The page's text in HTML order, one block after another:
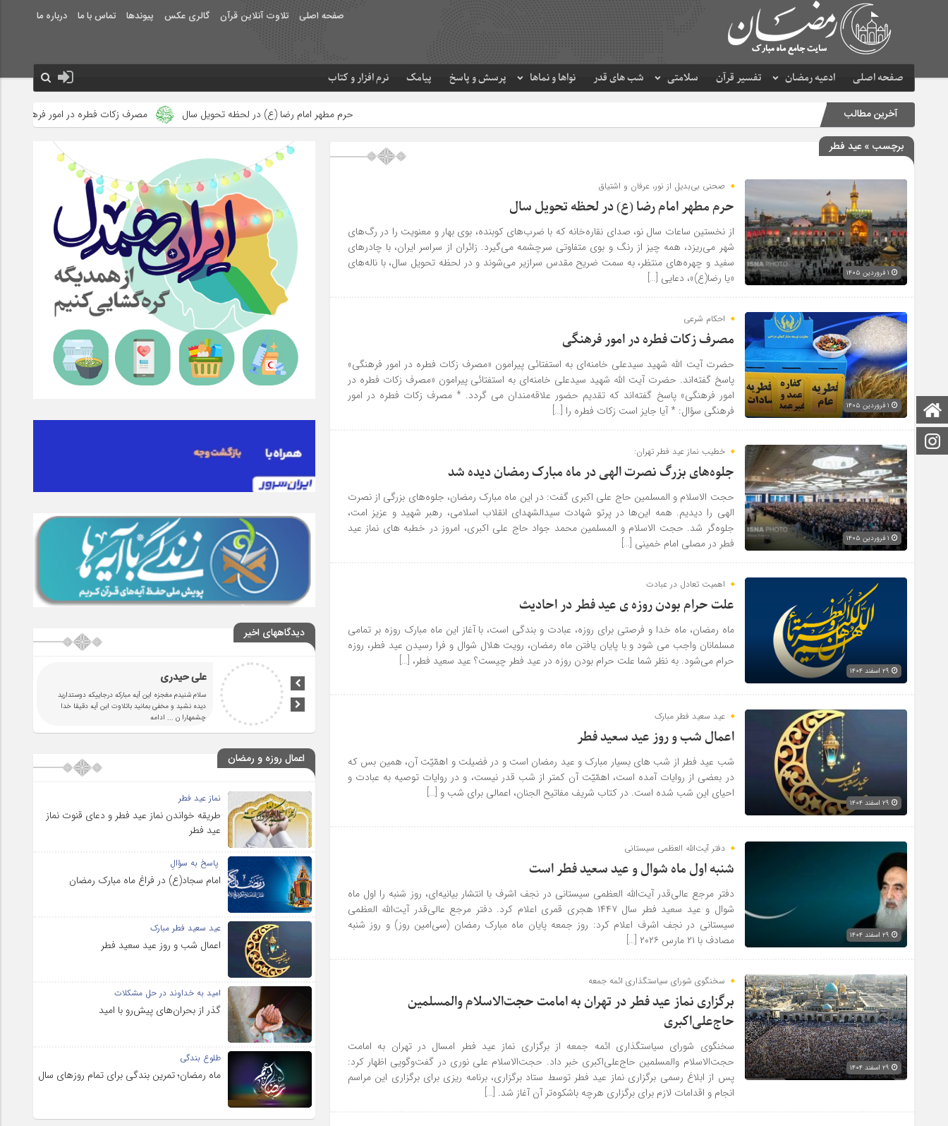
صفحه اصلی تلاوت آنلاین قرآن گالری عکس پیوندها تماس با ما درباره ما
صفحه اصلی ادعیه رمضان تفسیر قرآن سلامتی شب های قدر نواها و نماها پرسش و پاسخ پیامک نرم افزار و کتاب
صفحه اصلی
آخرین مطالب حرم مطهر امام رضا (ع) در لحظه تحویل سال مصرف زکات فطره در امور فرهنگی جلوه‌های بزرگ
برچسب » عید فطر
صحنی بی‌بدیل از نور، عرفان و اشتیاق
حرم مطهر امام رضا (ع) در لحظه تحویل سال
از نخستین ساعات سال نو، صدای نقاره‌خانه که با ضرب‌های کوبنده، بوی بهار و معنویت را در رگ‌های
شهر می‌ریزد، همه چیز از رنگ و بوی متفاوتی سرچشمه می‌گیرد. زائران از سراسر ایران، با چادرهای
سفید و چهره‌های منتظر، به سمت ضریح مقدس سرازیر می‌شوند و در لحظه تحویل سال، با ناله‌های
«یا رضا(ع)»، دعایی […]
احکام شرعی
مصرف زکات فطره در امور فرهنگی
حضرت آیت الله شهید سیدعلی خامنه‌ای به استفتائی پیرامون «مصرف زکات فطره در امور فرهنگی»
پاسخ گفته‌اند. حضرت آیت الله شهید سیدعلی خامنه‌ای به استفتائی پیرامون «مصرف زکات فطره در
امور فرهنگی» پاسخ گفته‌اند که تقدیم حضور علاقه‌مندان می گردد. * مصرف زکات فطره در امور
فرهنگی سؤال: * آیا جایز است زکات فطره را […]
خطیب نماز عید فطر تهران:
جلوه‌های بزرگ نصرت الهی در ماه مبارک رمضان دیده شد
حجت الاسلام و المسلمین حاج علی اکبری گفت: در این ماه مبارک رمضان، جلوه‌های بزرگی از نصرت
الهی را دیدیم. همه این‌ها در پرتو شهادت سیدالشهدای انقلاب اسلامی، رهبر شهید و عزیز امت،
جلوه‌گر شد. حجت الاسلام و المسلمین محمد جواد حاج علی اکبری، امروز در خطبه های نماز عید
فطر در مصلی امام خمینی […]
اهمیت تعادل در عبادت
علت حرام بودن روزه ی عید فطر در احادیث
ماه رمضان، ماه خدا و فرصتی برای روزه، عبادت و بندگی است، با آغاز این ماه مبارک روزه بر تمامی
مسلمانان واجب می شود و با پایان یافتن ماه رمضان، رویت هلال شوال و فرا رسیدن عید فطر، روزه
حرام می‌شود. به نظر شما علت حرام بودن روزه در عید فطر چیست؟ عید سعید فطر، […]
عید سعید فطر مبارک
اعمال شب و روز عید سعید فطر
شب عید فطر از شب های بسیار مبارک و عید رمضان است و در فضیلت و اهمّیّت آن، همین بس که
در بعضی از روایات آمده است، اهمّیّت آن کمتر از شب قدر نیست، و در روایات توصیه به عبادت و
احیای این شب شده است. در کتاب شریف مفاتیح الجنان، اعمالی برای شب و […]
دفتر آیت‌الله العظمی سیستانی
شنبه اول ماه شوال و عید سعید فطر است
دفتر مرجع عالی‌قدر آیت‌الله العظمی سیستانی در نجف اشرف با انتشار بیانیه‌ای، روز شنبه را اول ماه
شوال و عید سعید فطر سال ۱۴۴۷ هجری قمری اعلام کرد. دفتر مرجع عالی‌قدر آیت‌الله العظمی
سیستانی در نجف اشرف اعلام کرد: روز جمعه پایان ماه مبارک رمضان (سی‌امین روز) و روز شنبه
مصادف با ۲۱ مارس ۲۰۲۶ […]
سخنگوی شورای سیاستگذاری ائمه جمعه
برگزاری نماز عید فطر در تهران به امامت حجت‌الاسلام والمسلمین
حاج‌علی‌اکبری
سخنگوی شورای سیاستگذاری ائمه جمعه از برگزاری نماز عید فطر امسال در تهران به امامت
حجت‌الاسلام والمسلمین حاج‌علی‌اکبری خبر داد. حجت‌الاسلام علی نوری در گفت‌وگویی اظهار کرد:
پس از ابلاغ رسمی برگزاری نماز عید فطر توسط ستاد برگزاری، برنامه ریزی برای برگزاری این مراسم
انجام و اقدامات لازم برای برگزاری هرچه باشکوه‌تر آن آغاز شد. […]
دیدگاههای اخیر
علی حیدری
سلام شنیدم مغجزه این آیه مبارکه درجاییکه دوستدارید
دیده نشید و مخفی بمانید باتلاوت ابن آیه دقیقا خدا
چشمهارا ن ... ادامه ... ادامه
اعمال روزه و رمضان
نماز عید فطر
طریقه خواندن نماز عید فطر و دعای قنوت نماز
عید فطر
پاسخ به سؤالِ
امام سجاد(ع) در فراغ ماه مبارک رمضان
عید سعید فطر مبارک
اعمال شب و روز عید سعید فطر
امید به خداوند در حل مشکلات
گذر از بحران‌های پیش‌رو با امید
طلوع بندگی
ماه رمضان؛ تمرین بندگی برای تمام روزهای سال